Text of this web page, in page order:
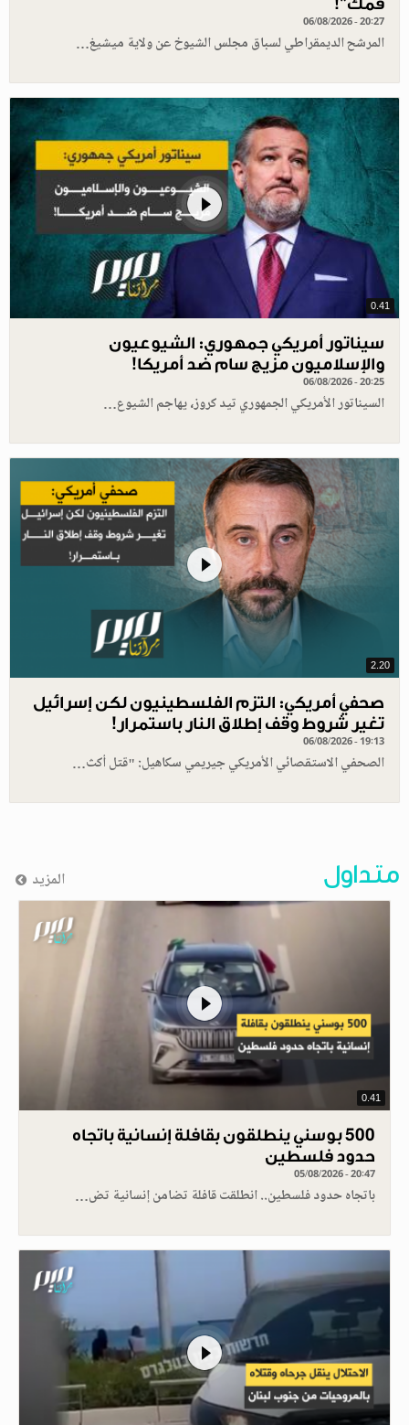
06/08/2026 - 20:27
المرشح الديمقراطي لسباق مجلس الشيوخ عن ولاية ميشيغ…
0.41
سيناتور أمريكي جمهوري: الشيوعيون
والإسلاميون مزيج سام ضد أمريكا!
06/08/2026 - 20:25
السيناتور الأمريكي الجمهوري تيد كروز، يهاجم الشيوع…
2.20
صحفي أمريكي: التزم الفلسطينيون لكن إسرائيل
تغير شروط وقف إطلاق النار باستمرار!
06/08/2026 - 19:13
الصحفي الاستقصائي الأمريكي جيريمي سكاهيل: "قتل أكث…
متداول المزيد
0.41
500 بوسني ينطلقون بقافلة إنسانية باتجاه
حدود فلسطين
05/08/2026 - 20:47
باتجاه حدود فلسطين.. انطلقت قافلة تضامن إنسانية تض…